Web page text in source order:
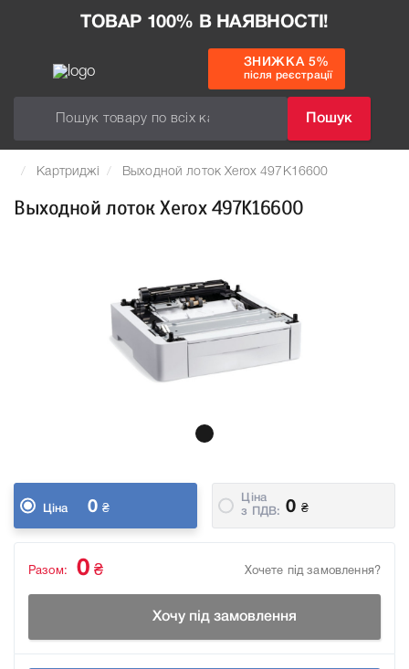
ТОВАР 100% В НАЯВНОСТІ!
Пошук
ЗНИЖКА 5%
після реєстрації
Картриджі Выходной лоток Xerox 497K16600
Выходной лоток Xerox 497K16600
Ціна 0 ₴
Ціна
з ПДВ:
0 ₴
Хочете під замовлення?
Разом: 0 ₴
Хочу під замовлення